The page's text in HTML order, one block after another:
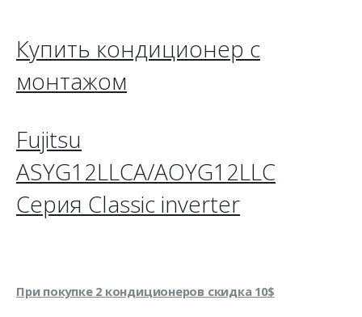
Купить кондиционер с
монтажом
Fujitsu
ASYG12LLСA/AOYG12LLC
Серия Classic inverter
При покупке 2 кондиционеров скидка 10$